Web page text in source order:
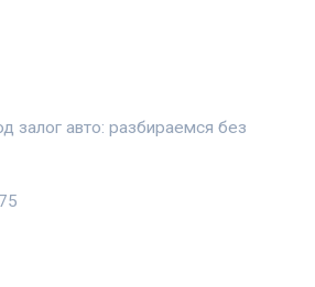
залог авто: разбираемся без